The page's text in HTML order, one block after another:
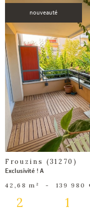
nouveauté
Frouzins (31270)
Exclusivité ! A
42,68 m² - 139 980
2 1